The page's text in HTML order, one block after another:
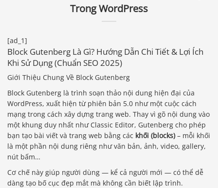
Trong WordPress
[ad_1]
Block Gutenberg Là Gì? Hướng Dẫn Chi Tiết & Lợi Ích
Khi Sử Dụng (Chuẩn SEO 2025)
Giới Thiệu Chung Về Block Gutenberg
Block Gutenberg là trình soạn thảo nội dung hiện đại của
WordPress, xuất hiện từ phiên bản 5.0 như một cuộc cách
mạng trong cách xây dựng trang web. Thay vì gõ nội dung vào
một khung duy nhất như Classic Editor, Gutenberg cho phép
bạn tạo bài viết và trang web bằng các khối (blocks) – mỗi khối
là một phần nội dung riêng như văn bản, ảnh, video, gallery,
nút bấm…
Cơ chế này giúp người dùng — kể cả người mới — có thể dễ
dàng tạo bố cục đẹp mắt mà không cần biết lập trình.